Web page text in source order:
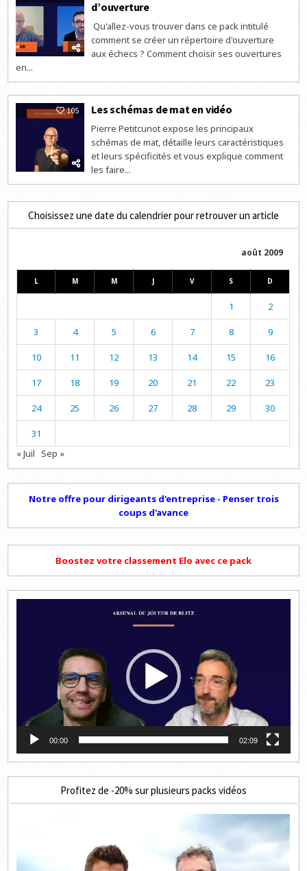
d’ouverture
Qu'allez-vous trouver dans ce pack intitulé
comment se créer un répertoire d'ouverture
aux échecs ? Comment choisir ses ouvertures
en...
105 Les schémas de mat en vidéo
Pierre Petitcunot expose les principaux
schémas de mat, détaille leurs caractéristiques
et leurs spécificités et vous explique comment
les faire...
Choisissez une date du calendrier pour retrouver un article
août 2009
L M M J V S D
1 2
3 4 5 6 7 8 9
10 11 12 13 14 15 16
17 18 19 20 21 22 23
24 25 26 27 28 29 30
31
« Juil Sep »
Notre offre pour dirigeants d'entreprise - Penser trois
coups d'avance
Boostez votre classement Elo avec ce pack
00:00 02:09
Profitez de -20% sur plusieurs packs vidéos